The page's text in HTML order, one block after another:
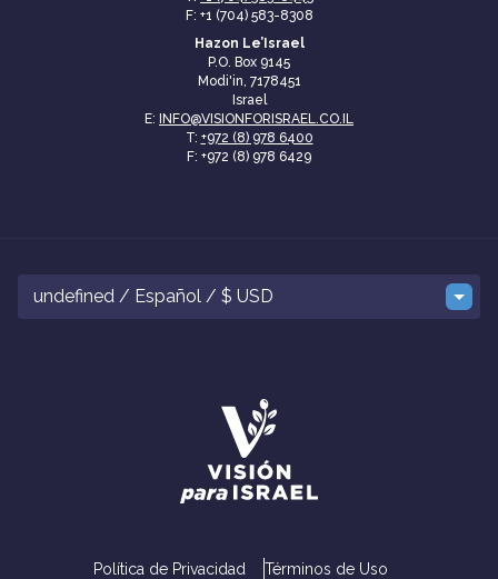
F: +1 (704) 583-8308
Hazon Le’Israel
P.O. Box 9145
Modi'in, 7178451
Israel
E:
INFO@VISIONFORISRAEL.CO.IL
T: +972 (8) 978 6400
F: +972 (8) 978 6429
undefined / Español / $ USD
Política de Privacidad Términos de Uso